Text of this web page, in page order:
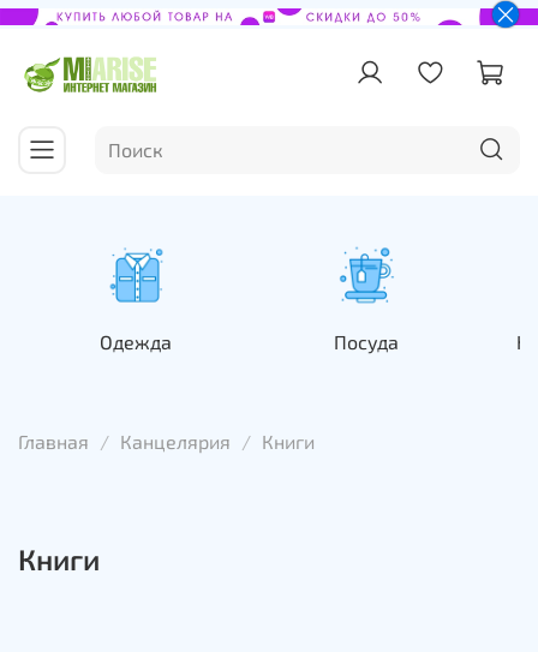
Одежда Посуда
Главная Канцелярия Книги
Книги